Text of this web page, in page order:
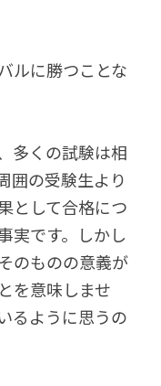
ルに勝つことな
多くの試験は相
囲の受験生より
として合格につ
実です。しかし
のものの意義が
を意味しませ
るように思うの